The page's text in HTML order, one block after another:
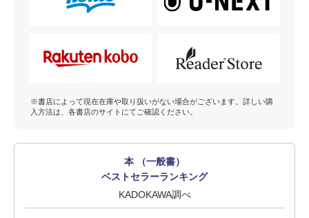
※書店によって現在在庫や取り扱いがない場合がございます。詳しい購
入方法は、各書店のサイトにてご確認ください。
本 （一般書）
ベストセラーランキング
KADOKAWA調べ